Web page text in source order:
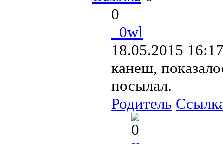
0
_0wl
18.05.2015
канеш,
посылал.
Родитель
0